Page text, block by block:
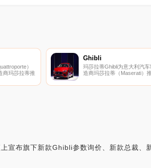
）
商玛莎拉蒂推
Ghibli
玛莎拉蒂Ghibli为意大利汽车
造商玛莎拉蒂（Maserati）
宣布旗下新款Ghibli参数询价、新款总裁、